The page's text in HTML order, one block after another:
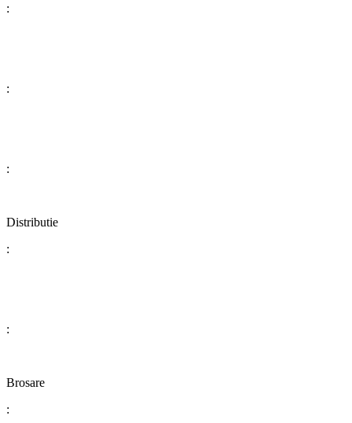
:
:
:
Distributie
:
:
​​​​​​​​​​​​​​Brosare
: